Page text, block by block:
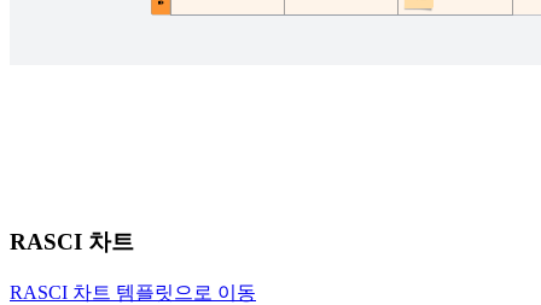
RASCI 차트
RASCI 차트 템플릿으로 이동